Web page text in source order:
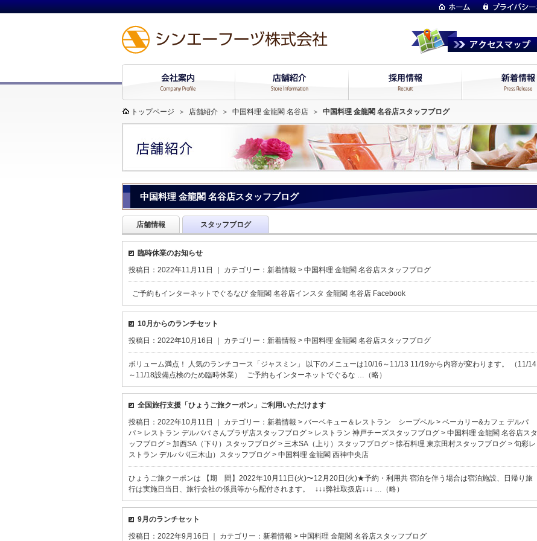
トップページ ＞ 店舗紹介 ＞ 中国料理 金龍閣 名谷店 ＞ 中国料理 金龍閣 名谷店スタッフブログ
中国料理 金龍閣 名谷店スタッフブログ
店舗情報 スタッフブログ
臨時休業のお知らせ
投稿日：2022年11月11日 ｜ カテゴリー： 新着情報 > 中国料理 金龍閣 名谷店スタッフブログ
ご予約もインターネットでぐるなび 金龍閣 名谷店インスタ 金龍閣 名谷店 Facebook
10月からのランチセット
投稿日：2022年10月16日 ｜ カテゴリー： 新着情報 > 中国料理 金龍閣 名谷店スタッフブログ
ボリューム満点！ 人気のランチコース「ジャスミン」 以下のメニューは10/16～11/13 11/19から内容が変わります。 （11/14
～11/18設備点検のため臨時休業） ご予約もインターネットでぐるな …（略）
全国旅行支援「ひょうご旅クーポン」ご利用いただけます
投稿日：2022年10月11日 ｜ カテゴリー： 新着情報 > バーベキュー＆レストラン シープベル > ベーカリー&カフェ デルパ
パ > レストラン デルパパ さんプラザ店スタッフブログ > レストラン 神戸チーズスタッフブログ > 中国料理 金龍閣 名谷店スタ
ッフブログ > 加西SA（下り）スタッフブログ > 三木SA（上り）スタッフブログ >懐石料理 東京田村スタッフブログ > 旬彩レ
ストラン デルパパ(三木山）スタッフブログ > 中国料理 金龍閣 西神中央店
ひょうご旅クーポンは 【期 間】2022年10月11日(火)〜12月20日(火)★予約・利用共 宿泊を伴う場合は宿泊施設、日帰り旅
行は実施日当日、旅行会社の係員等から配付されます。 ↓↓↓弊社取扱店↓↓↓ …（略）
9月のランチセット
投稿日：2022年9月16日 ｜ カテゴリー： 新着情報 > 中国料理 金龍閣 名谷店スタッフブログ